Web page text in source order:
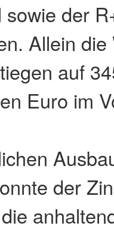
der
Allein
auf
Euro im
der